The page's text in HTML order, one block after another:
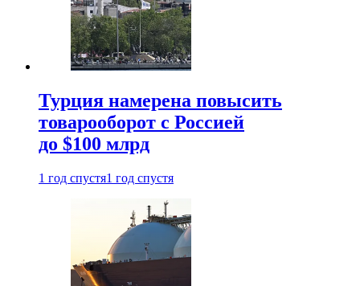
Турция намерена повысить
товарооборот с Россией
до $100 млрд
1 год спустя1 год спустя